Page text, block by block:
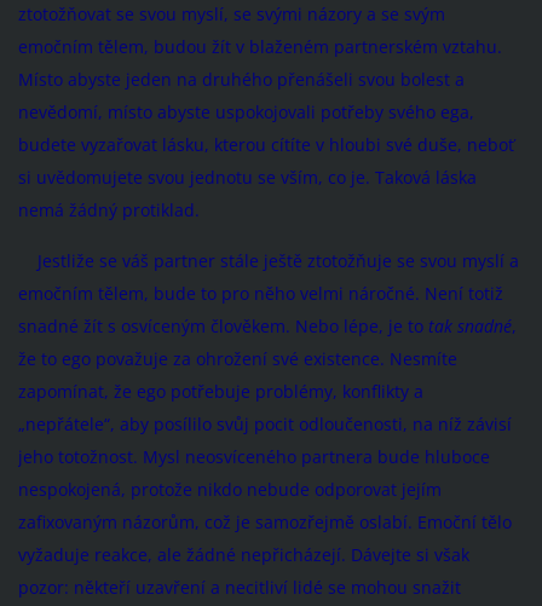
ztotožňovat se svou myslí, se svými názory a se svým
emočním tělem, budou žít v blaženém partnerském vztahu.
Místo abyste jeden na druhého přenášeli svou bolest a
nevědomí, místo abyste uspokojovali potřeby svého ega,
budete vyzařovat lásku, kterou cítíte v hloubi své duše, neboť
si uvědomujete svou jednotu se vším, co je. Taková láska
nemá žádný protiklad.
Jestliže se váš partner stále ještě ztotožňuje se svou myslí a
emočním tělem, bude to pro něho velmi náročné. Není totiž
snadné žít s osvíceným člověkem. Nebo lépe, je to tak snadné,
že to ego považuje za ohrožení své existence. Nesmíte
zapomínat, že ego potřebuje problémy, konflikty a
„nepřátele“, aby posílilo svůj pocit odloučenosti, na níž závisí
jeho totožnost. Mysl neosvíceného partnera bude hluboce
nespokojená, protože nikdo nebude odporovat jejím
zafixovaným názorům, což je samozřejmě oslabí. Emoční tělo
vyžaduje reakce, ale žádné nepřicházejí. Dávejte si však
pozor: někteří uzavření a necitliví lidé se mohou snažit